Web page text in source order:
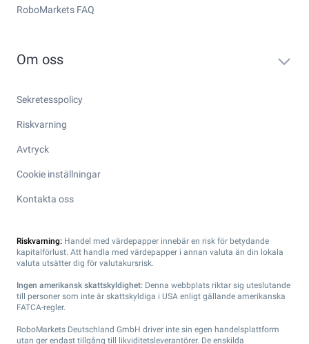
RoboMarkets FAQ
Om oss
Sekretesspolicy
Riskvarning
Avtryck
Cookie inställningar
Kontakta oss
Riskvarning: Handel med värdepapper innebär en risk för betydande
kapitalförlust. Att handla med värdepapper i annan valuta än din lokala
valuta utsätter dig för valutakursrisk.
Ingen amerikansk skattskyldighet: Denna webbplats riktar sig uteslutande
till personer som inte är skattskyldiga i USA enligt gällande amerikanska
FATCA-regler.
RoboMarkets Deutschland GmbH driver inte sin egen handelsplattform
utan ger endast tillgång till likviditetsleverantörer. De enskilda